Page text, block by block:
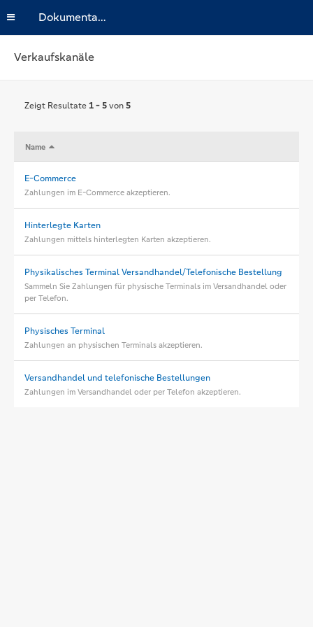
Dokumentation
Verkaufskanäle
Zeigt Resultate1 - 5von5
E-Commerce
Zahlungen im E-Commerce akzeptieren.
Hinterlegte Karten
Zahlungen mittels hinterlegten Karten akzeptieren.
Physikalisches Terminal Versandhandel/Telefonische Bestellung
Sammeln Sie Zahlungen für physische Terminals im Versandhandel oder
per Telefon.
Physisches Terminal
Zahlungen an physischen Terminals akzeptieren.
Versandhandel und telefonische Bestellungen
Zahlungen im Versandhandel oder per Telefon akzeptieren.
Name